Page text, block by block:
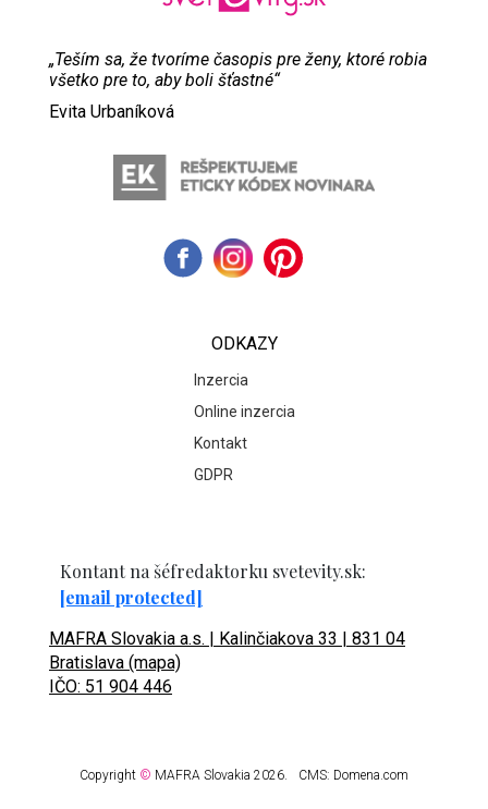
„Teším sa, že tvoríme časopis pre ženy, ktoré robia
všetko pre to, aby boli šťastné“
Evita Urbaníková
ODKAZY
Inzercia
Online inzercia
Kontakt
GDPR
Kontant na šéfredaktorku svetevity.sk:
[email protected]
MAFRA Slovakia a.s. | Kalinčiakova 33 | 831 04
Bratislava (mapa)
IČO: 51 904 446
Copyright © MAFRA Slovakia 2026. CMS: Domena.com